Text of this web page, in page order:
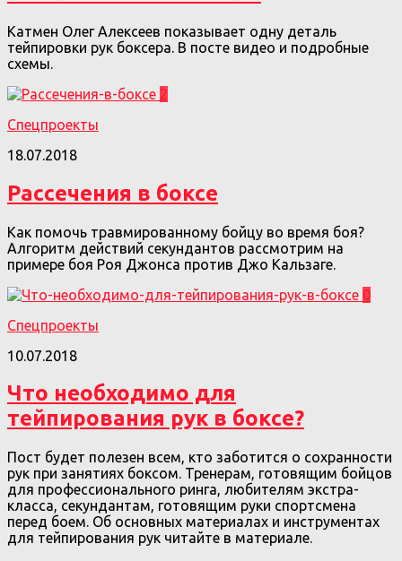
Катмен Олег Алексеев показывает одну деталь
тейпировки рук боксера. В посте видео и подробные
схемы.
2
Спецпроекты
18.07.2018
Рассечения в боксе
Как помочь травмированному бойцу во время боя?
Алгоритм действий секундантов рассмотрим на
примере боя Роя Джонса против Джо Кальзаге.
0
Спецпроекты
10.07.2018
Что необходимо для
тейпирования рук в боксе?
Пост будет полезен всем, кто заботится о сохранности
рук при занятиях боксом. Тренерам, готовящим бойцов
для профессионального ринга, любителям экстра-
класса, секундантам, готовящим руки спортсмена
перед боем. Об основных материалах и инструментах
для тейпирования рук читайте в материале.